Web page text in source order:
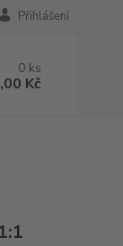
Přihlášení
0 ks
Kč